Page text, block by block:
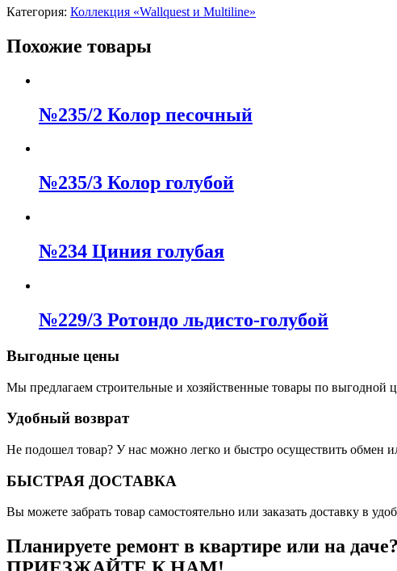
Категория: Коллекция «Wallquest и Multiline»
Похожие товары
№235/2 Колор песочный
№235/3 Колор голубой
№234 Циния голубая
№229/3 Ротондо льдисто-голубой
Выгодные цены
Мы предлагаем строительные и хозяйственные товары по выгодной
Удобный возврат
Не подошел товар? У нас можно легко и быстро осуществить обмен
БЫСТРАЯ ДОСТАВКА
Вы можете забрать товар самостоятельно или заказать доставку в
Планируете ремонт в квартире или на даче?